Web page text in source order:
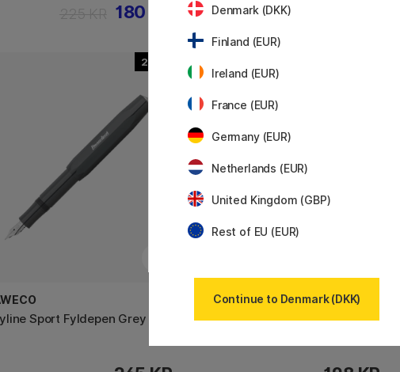
180 KR
2
Sport Fyldepen Grey
LAMY
AL-star Black Kuglepen
Denmark (DKK)
Finland (EUR)
Ireland (EUR)
France (EUR)
Germany (EUR)
Netherlands (EUR)
United Kingdom (GBP)
Rest of EU (EUR)
Continue to Denmark (DKK)